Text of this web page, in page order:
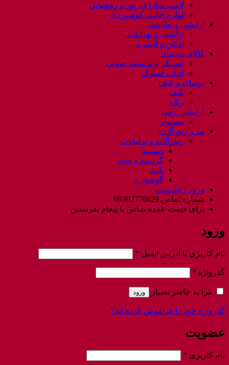
لامپ شارژی، نور و روشنایی
لوازم جانبی کوهنوردی
آرایشی و بهداشتی
آرایشی و بهداشتی
ادکلن و اسپری
کالای دیجیتال
اسپیکر و سیستم صوتی
لپتاب استوک
پوشاک و کیف
کیف
زنانه
آرایشی برقی
سشوار
مد و زیورآلات
زیورآلات و بدلیجات
دستبند
گردنبند و ست
پابند
گوشواره
ورود / عضویت
شماره تماس 09302776629
برای قیمت عمده تماس یا پیغام بفرستین
ورود
نام کاربری یا آدرس ایمیل *
گذرواژه *
مرا به خاطر بسپار ورود
گذرواژه خود را فراموش کرده اید؟
عضویت
نام کاربری *